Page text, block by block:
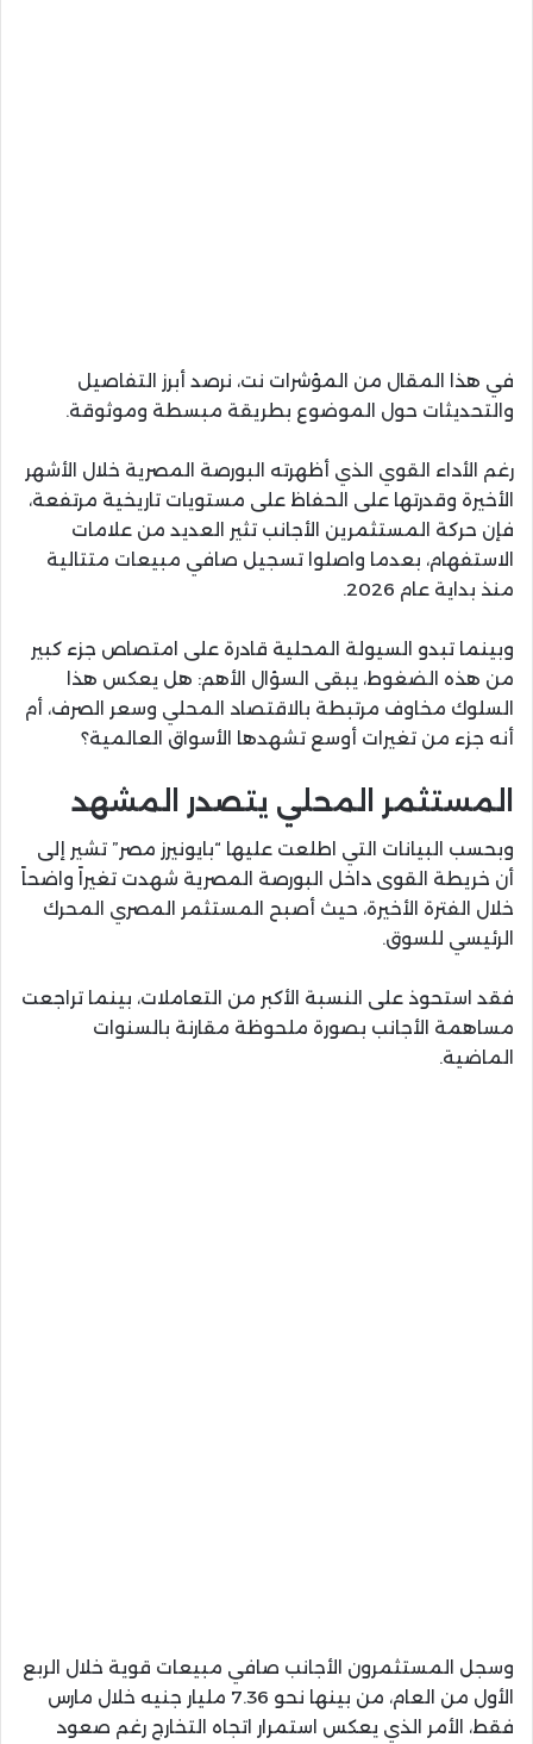
في هذا المقال من المؤشرات نت، نرصد أبرز التفاصيل
والتحديثات حول الموضوع بطريقة مبسطة وموثوقة.
رغم الأداء القوي الذي أظهرته البورصة المصرية خلال الأشهر
الأخيرة وقدرتها على الحفاظ على مستويات تاريخية مرتفعة،
فإن حركة المستثمرين الأجانب تثير العديد من علامات
الاستفهام، بعدما واصلوا تسجيل صافي مبيعات متتالية
منذ بداية عام 2026.
وبينما تبدو السيولة المحلية قادرة على امتصاص جزء كبير
من هذه الضغوط، يبقى السؤال الأهم: هل يعكس هذا
السلوك مخاوف مرتبطة بالاقتصاد المحلي وسعر الصرف، أم
أنه جزء من تغيرات أوسع تشهدها الأسواق العالمية؟
المستثمر المحلي يتصدر المشهد
وبحسب البيانات التي اطلعت عليها “بايونيرز مصر” تشير إلى
أن خريطة القوى داخل البورصة المصرية شهدت تغيراً واضحاً
خلال الفترة الأخيرة، حيث أصبح المستثمر المصري المحرك
الرئيسي للسوق.
فقد استحوذ على النسبة الأكبر من التعاملات، بينما تراجعت
مساهمة الأجانب بصورة ملحوظة مقارنة بالسنوات
الماضية.
وسجل المستثمرون الأجانب صافي مبيعات قوية خلال الربع
الأول من العام، من بينها نحو 7.36 مليار جنيه خلال مارس
فقط، الأمر الذي يعكس استمرار اتجاه التخارج رغم صعود